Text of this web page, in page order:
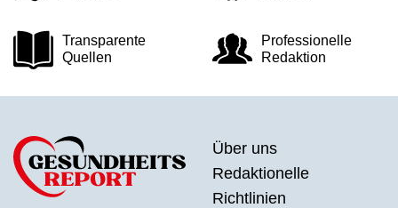
Transparente
Quellen
Professionelle
Redaktion
Über uns
Redaktionelle
Richtlinien